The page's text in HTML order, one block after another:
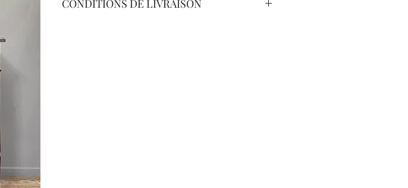
CONDITIONS DE LIVRAISON